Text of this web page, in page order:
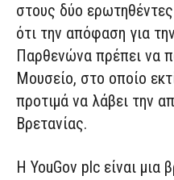
στους δύο
ότι την απόφαση για
Παρθενώνα πρέπει να
Μουσείο, στο οποίο
προτιμά να λάβει την
Βρετανίας.
Η YouGov plc είναι μια